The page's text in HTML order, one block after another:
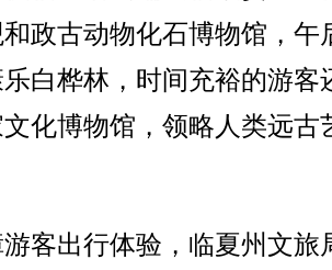
政古动物化石博物馆，午
白桦林，时间充裕的游客
化博物馆，领略人类远古
出行体验，临夏州文旅